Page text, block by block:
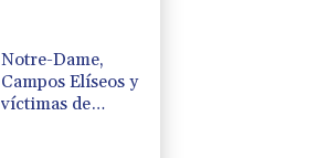
Notre-Dame,
Campos Elíseos y
víctimas de